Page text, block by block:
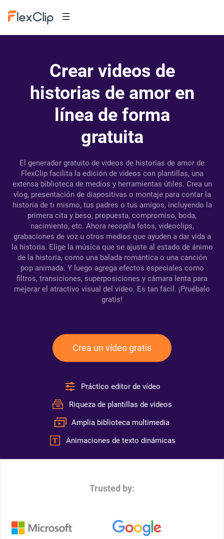
Crear videos de
historias de amor en
línea de forma
gratuita
El generador gratuito de videos de historias de amor de
FlexClip facilita la edición de videos con plantillas, una
extensa biblioteca de medios y herramientas útiles. Crea un
vlog, presentación de diapositivas o montaje para contar la
historia de ti mismo, tus padres o tus amigos, incluyendo la
primera cita y beso, propuesta, compromiso, boda,
nacimiento, etc. Ahora recopila fotos, videoclips,
grabaciones de voz u otros medios que ayuden a dar vida a
la historia. Elige la música que se ajuste al estado de ánimo
de la historia, como una balada romántica o una canción
pop animada. Y luego agrega efectos especiales como
filtros, transiciones, superposiciones y cámara lenta para
mejorar el atractivo visual del video. Es tan fácil. ¡Pruébalo
gratis!
Crea un vídeo gratis
Práctico editor de vídeo
Riqueza de plantillas de vídeos
Amplia biblioteca multimedia
Animaciones de texto dinámicas
Trusted by: